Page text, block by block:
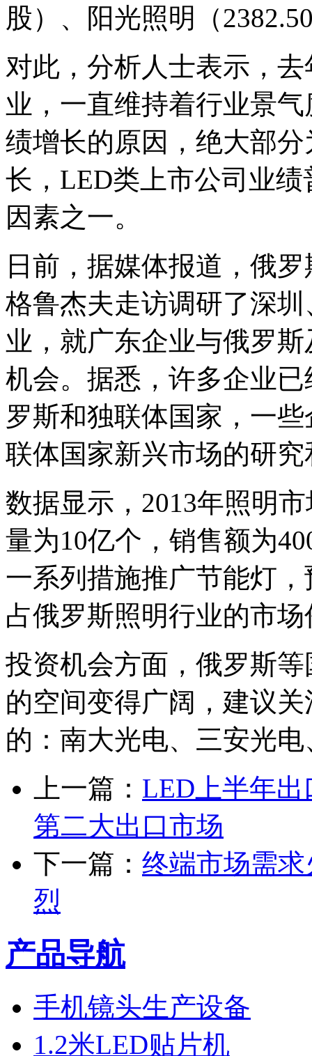
股）、阳光照明（
对此，分析人士表示，
业，一直维持着行业景
绩增长的原因，绝大部
长，LED类上市公司业
因素之一。
日前，据媒体报道，俄
格鲁杰夫走访调研了深
业，就广东企业与俄罗
机会。据悉，许多企业
罗斯和独联体国家，一
联体国家新兴市场的研
数据显示，2013年照明
量为10亿个，销售额为
一系列措施推广节能灯
占俄罗斯照明行业的市
投资机会方面，俄罗斯
的空间变得广阔，建议
的：南大光电、三安光
上一篇： LED上半年
第二大出口市场
下一篇： 终端市场需
烈
产品导航
手机镜头生产设备
1.2米LED贴片机